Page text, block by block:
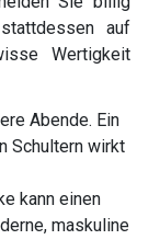
auf
Wertigkeit
Abende. Ein
Schultern wirkt
kann einen
maskuline